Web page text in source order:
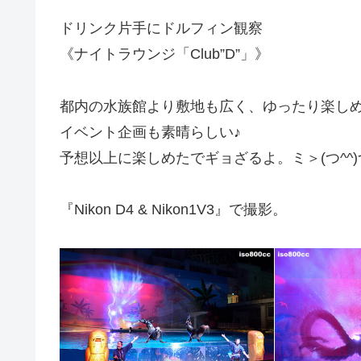
ドリンク片手にドルフィン観察
《ナイトラウンジ「Club”D”」》
都内の水族館より敷地も広く、ゆったり楽し
イベント企画も素晴らしい♪
予想以上に楽しめたでギョざるよ。ミ＞(つ^^)
『Nikon D4 & Nikon1V3』で撮影。